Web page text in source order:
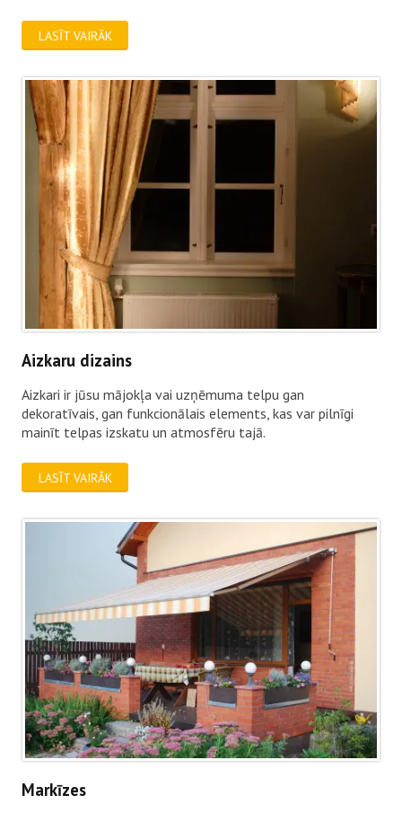
LASĪT VAIRĀK
Aizkaru dizains
Aizkari ir jūsu mājokļa vai uzņēmuma telpu gan
dekoratīvais, gan funkcionālais elements, kas var pilnīgi
mainīt telpas izskatu un atmosfēru tajā.
LASĪT VAIRĀK
Markīzes